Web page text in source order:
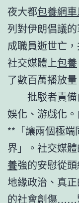
夜大都包養網
列對伊朗倡議
成職員逝世亡
社交媒體上包養
了數百萬播放量
批駁者責
娛化、游戲化
**「讓兩個極端
界」。社交媒
養強的安慰從
地緣政治、真
的社會創傷……